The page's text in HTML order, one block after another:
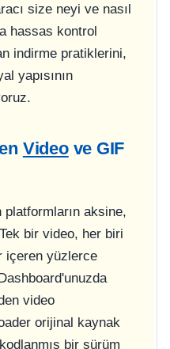
size neyi ve nasıl
hassas kontrol
indirme pratiklerini,
yapısının
Videove GIF
aksine,
bir video, her biri
içeren yüzlerce
video
orijinal kaynak
bir sürüm